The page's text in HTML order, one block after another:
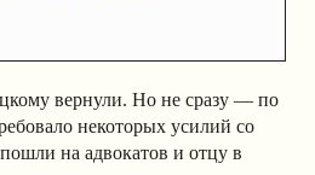
вернули. Но не сразу — по
некоторых усилий со
на адвокатов и отцу в